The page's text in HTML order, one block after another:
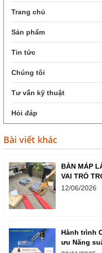
Trang chủ
Sản phẩm
Tin tức
Chúng tôi
Tư vấn kỹ thuật
Hỏi đáp
Bài viết khác
BÀN MÁP
VAI TRÒ
12/06/2026
Hành trình
ưu Năng